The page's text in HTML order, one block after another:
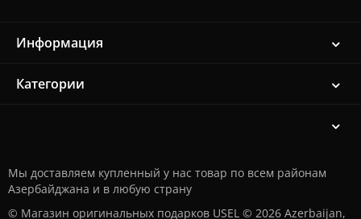
Информация
Категории
Мы доставляем купленный у нас товар по всем районам
Азербайджана и в любую страну
© Магазин оригинальных подарков USEL © 2026 Azerbaijan,